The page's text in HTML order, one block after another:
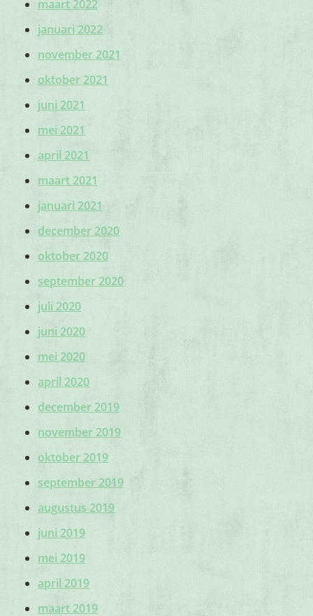
maart 2022
januari 2022
november 2021
oktober 2021
juni 2021
mei 2021
april 2021
maart 2021
januari 2021
december 2020
oktober 2020
september 2020
juli 2020
juni 2020
mei 2020
april 2020
december 2019
november 2019
oktober 2019
september 2019
augustus 2019
juni 2019
mei 2019
april 2019
maart 2019